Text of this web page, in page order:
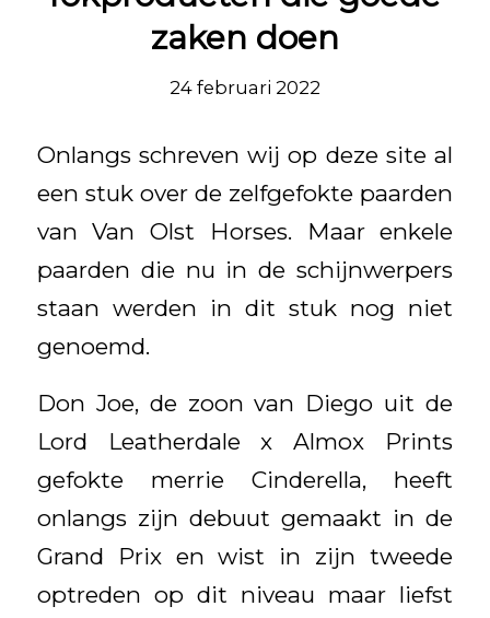
zaken doen
24 februari 2022
Onlangs schreven wij op deze site al
een stuk over de zelfgefokte paarden
van Van Olst Horses. Maar enkele
paarden die nu in de schijnwerpers
staan werden in dit stuk nog niet
genoemd.
Don Joe, de zoon van Diego uit de
Lord Leatherdale x Almox Prints
gefokte merrie Cinderella, heeft
onlangs zijn debuut gemaakt in de
Grand Prix en wist in zijn tweede
optreden op dit niveau maar liefst